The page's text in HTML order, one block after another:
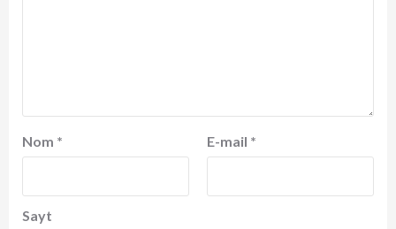
Nom * E-mail *
Sayt